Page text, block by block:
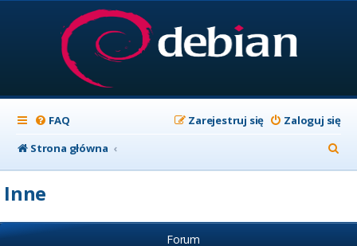
FAQ Zaloguj się
Zarejestruj się
Strona główna
z
Inne
Forum